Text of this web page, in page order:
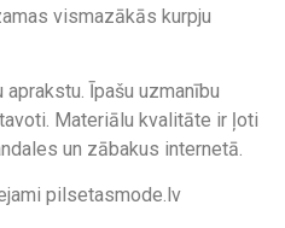
vismazākās kurpju
Īpašu uzmanību
Materiālu kvalitāte ir ļoti
un zābakus internetā.
pilsetasmode.lv